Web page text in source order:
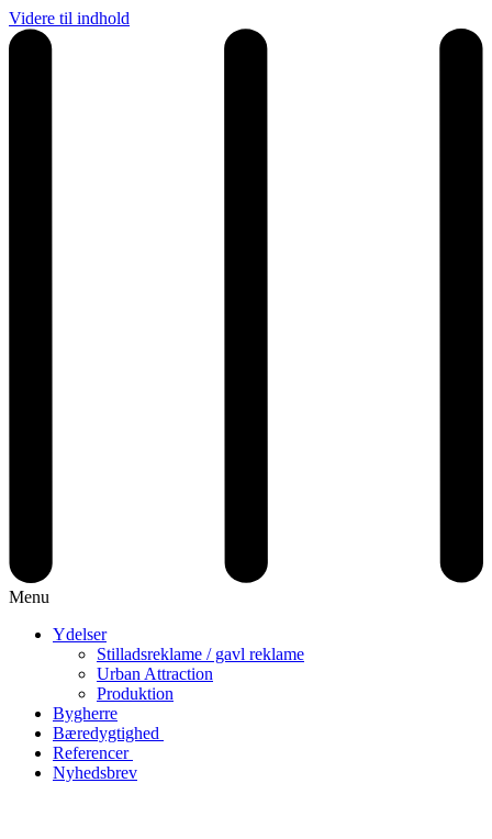
Videre til indhold
Menu
Ydelser
Stilladsreklame / gavl reklame
Urban Attraction
Produktion
Bygherre
Bæredygtighed
Referencer
Nyhedsbrev